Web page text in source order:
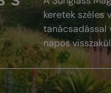
keretek széles
tanácsadással
napos